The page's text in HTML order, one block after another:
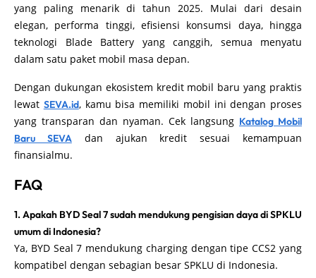
yang paling menarik di tahun 2025. Mulai dari desain
elegan, performa tinggi, efisiensi konsumsi daya, hingga
teknologi Blade Battery yang canggih, semua menyatu
dalam satu paket mobil masa depan.
Dengan dukungan ekosistem kredit mobil baru yang praktis
lewat SEVA.id, kamu bisa memiliki mobil ini dengan proses
yang transparan dan nyaman. Cek langsung Katalog Mobil
Baru SEVAdan ajukan kredit sesuai kemampuan
finansialmu.
FAQ
1. Apakah BYD Seal 7 sudah mendukung pengisian daya di SPKLU
umum di Indonesia?
Ya, BYD Seal 7 mendukung charging dengan tipe CCS2 yang
kompatibel dengan sebagian besar SPKLU di Indonesia.